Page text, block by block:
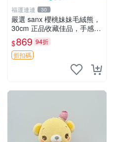
福運連連 30
嚴選 sanx 櫻桃妹妹毛絨熊，
30cm 正品收藏佳品，手感極
軟，適合贈送與收藏 櫻桃妹
妹、sanx、毛絨熊
$869 94折
折扣碼